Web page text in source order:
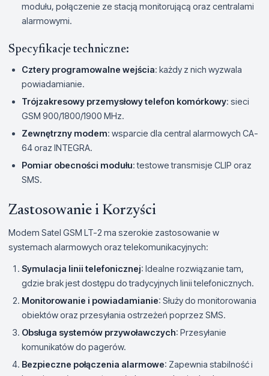
modułu, połączenie ze stacją monitorującą oraz centralami
alarmowymi.
Specyfikacje techniczne:
Cztery programowalne wejścia: każdy z nich wyzwala
powiadamianie.
Trójzakresowy przemysłowy telefon komórkowy: sieci
GSM 900/1800/1900 MHz.
Zewnętrzny modem: wsparcie dla central alarmowych CA-
64 oraz INTEGRA.
Pomiar obecności modułu: testowe transmisje CLIP oraz
SMS.
Zastosowanie i Korzyści
Modem Satel GSM LT-2 ma szerokie zastosowanie w
systemach alarmowych oraz telekomunikacyjnych:
Symulacja linii telefonicznej: Idealne rozwiązanie tam,
gdzie brak jest dostępu do tradycyjnych linii telefonicznych.
Monitorowanie i powiadamianie: Służy do monitorowania
obiektów oraz przesyłania ostrzeżeń poprzez SMS.
Obsługa systemów przywoławczych: Przesyłanie
komunikatów do pagerów.
Bezpieczne połączenia alarmowe: Zapewnia stabilność i